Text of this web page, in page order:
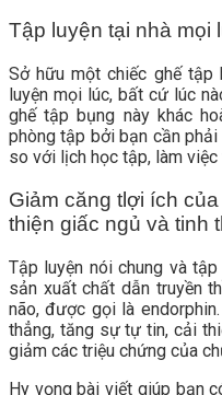
Tập luyện tại nhà mọi
Sở hữu một chiếc ghế
luyện mọi lúc, bất cứ lúc
ghế tập bụng này khác
phòng tập bởi bạn cần
so với lịch học tập, làm
Giảm căng tlợi ích
thiện giấc ngủ và tinh
Tập luyện nói chung và
sản xuất chất dẫn truyền
não, được gọi là
thẳng, tăng sự tự tin, cải
giảm các triệu chứng của
Hy vọng bài viết giúp bạn